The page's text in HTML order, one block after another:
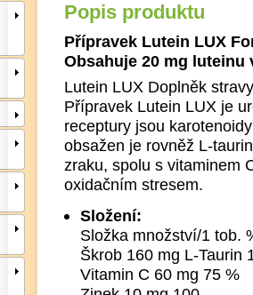
Popis produktu
Přípravek Lutein LUX
Obsahuje 20 mg luteinu
Lutein LUX Doplněk
Přípravek Lutein LUX je
receptury jsou
obsažen je rovněž L-
zraku, spolu s vitaminem
oxidačním stresem.
Složení:
Složka množství/1 tob.
Škrob 160 mg L-Taurin
Vitamin C 60 mg 75 %